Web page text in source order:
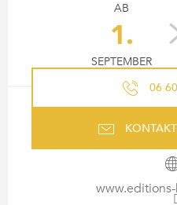
AB
1.
SEPTEMBER
06